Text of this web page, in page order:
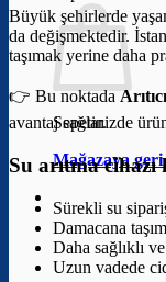
Sepetinizde
Mağazaya
Büyük şehirlerde
da değişmektedir.
taşımak yerine daha
👉 Bu noktada
avantaj sağlar.
Su arıtma
Sürekli su
Damacana
Daha sağlıklı
Uzun vadede